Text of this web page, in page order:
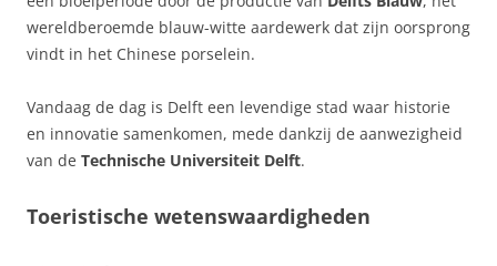
wereldberoemde blauw-witte aardewerk dat zijn oorsprong
vindt in het Chinese porselein.
Vandaag de dag is Delft een levendige stad waar historie
en innovatie samenkomen, mede dankzij de aanwezigheid
van de Technische Universiteit Delft.
Toeristische wetenswaardigheden